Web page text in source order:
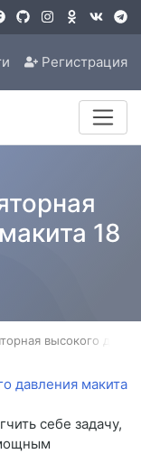
Регистрация
18
высокого
себе задачу,